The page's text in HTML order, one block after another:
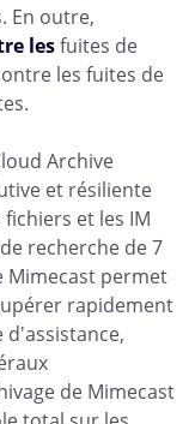
En outre,
lesfuites de
les fuites de
Archive
et résiliente
et les IM
recherche de 7
Mimecast permet
rapidement
d'assistance,
de Mimecast